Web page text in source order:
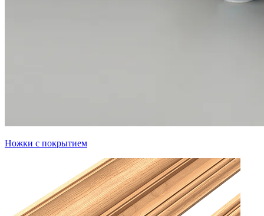
Ножки с покрытием